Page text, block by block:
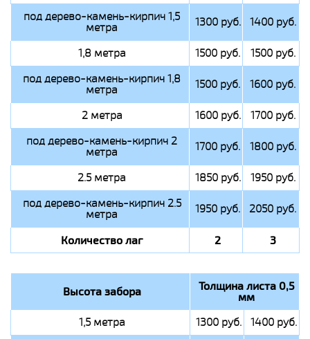
под дерево-камень-кирпич 1,5
метра 1300 руб. 1400 руб.
1,8 метра 1500 руб.
1500 руб.
под дерево-камень-кирпич 1,8
метра 1500 руб. 1600 руб.
2 метра 1600 руб.
1700 руб.
под дерево-камень-кирпич 2
метра 1700 руб. 1800 руб.
2.5 метра 1850 руб.
1950 руб.
под дерево-камень-кирпич 2.5
метра 1950 руб. 2050 руб.
Количество лаг 2 3
Высота забора Толщина листа 0,5
мм
1,5 метра 1300 руб.
1400 руб.